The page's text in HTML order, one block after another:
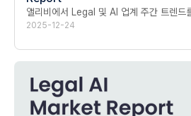
앨리비에서 Legal 및 AI 업계 주간 트렌드
2025-12-24